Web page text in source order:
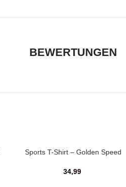
BEWERTUNGEN
Sports T-Shirt – Golden Speed
34,99